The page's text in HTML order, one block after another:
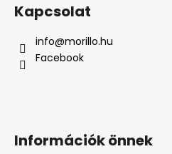
Kapcsolat
info@morillo.hu
Facebook
Információk önnek